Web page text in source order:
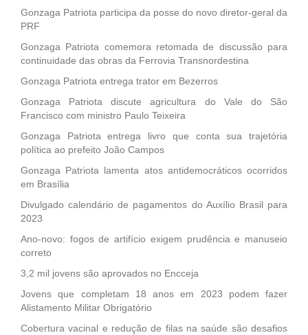
Gonzaga Patriota participa da posse do novo diretor-geral da
PRF
Gonzaga Patriota comemora retomada de discussão para
continuidade das obras da Ferrovia Transnordestina
Gonzaga Patriota entrega trator em Bezerros
Gonzaga Patriota discute agricultura do Vale do São
Francisco com ministro Paulo Teixeira
Gonzaga Patriota entrega livro que conta sua trajetória
política ao prefeito João Campos
Gonzaga Patriota lamenta atos antidemocráticos ocorridos
em Brasília
Divulgado calendário de pagamentos do Auxílio Brasil para
2023
Ano-novo: fogos de artifício exigem prudência e manuseio
correto
3,2 mil jovens são aprovados no Encceja
Jovens que completam 18 anos em 2023 podem fazer
Alistamento Militar Obrigatório
Cobertura vacinal e redução de filas na saúde são desafios